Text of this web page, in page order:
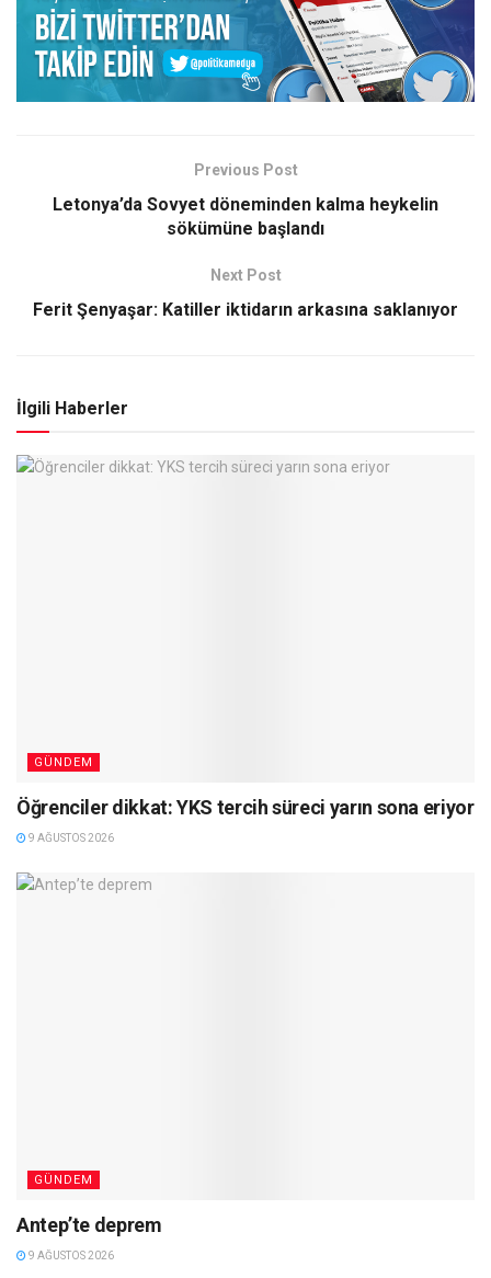
Previous Post
Letonya’da Sovyet döneminden kalma heykelin
sökümüne başlandı
Next Post
Ferit Şenyaşar: Katiller iktidarın arkasına saklanıyor
İlgili Haberler
GÜNDEM
Öğrenciler dikkat: YKS tercih süreci yarın sona eriyor
9 AĞUSTOS 2026
GÜNDEM
Antep’te deprem
9 AĞUSTOS 2026